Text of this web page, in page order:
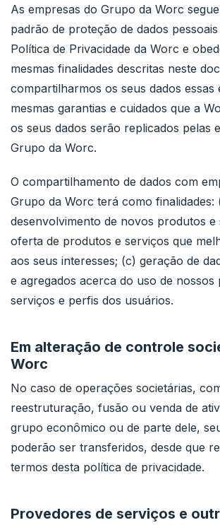
As empresas do Grupo da Worc
padrão de proteção de dados
Política de Privacidade da Worc e
mesmas finalidades descritas neste
compartilharmos os seus dados essas
mesmas garantias e cuidados que a
os seus dados serão replicados pelas
Grupo da Worc.
O compartilhamento de dados com
Grupo da Worc terá como finalidades:
desenvolvimento de novos produtos e
oferta de produtos e serviços que
aos seus interesses; (c) geração de
e agregados acerca do uso de nossos
serviços e perfis dos usuários.
Em alteração de controle
Worc
No caso de operações societárias,
reestruturação, fusão ou venda de
grupo econômico ou de parte dele,
poderão ser transferidos, desde que
termos desta política de privacidade.
Provedores de serviços e